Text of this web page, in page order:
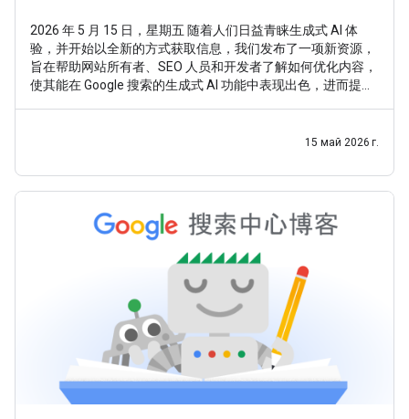
2026 年 5 月 15 日，星期五 随着人们日益青睐生成式 AI 体
验，并开始以全新的方式获取信息，我们发布了一项新资源，
旨在帮助网站所有者、SEO 人员和开发者了解如何优化内容，
使其能在 Google 搜索的生成式 AI 功能中表现出色，进而提升
为您提供更清晰的指引，助您持续创作出优质内容，并通过
15 май 2026 г.